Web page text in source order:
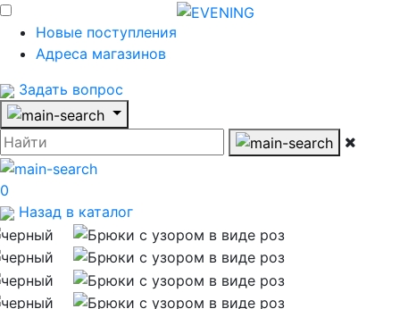
Новые поступления
Адреса магазинов
Задать вопрос
0
Назад в каталог